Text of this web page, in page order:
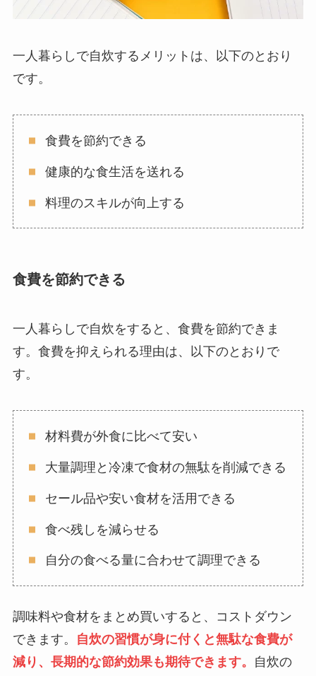
一人暮らしで自炊するメリットは、以下のとおり
です。
食費を節約できる
健康的な食生活を送れる
料理のスキルが向上する
食費を節約できる
一人暮らしで自炊をすると、食費を節約できま
す。食費を抑えられる理由は、以下のとおりで
す。
材料費が外食に比べて安い
大量調理と冷凍で食材の無駄を削減できる
セール品や安い食材を活用できる
食べ残しを減らせる
自分の食べる量に合わせて調理できる
調味料や食材をまとめ買いすると、コストダウン
できます。
自炊の習慣が身に付くと無駄な食費が
減り、長期的な節約効果も期待できます。
自炊の